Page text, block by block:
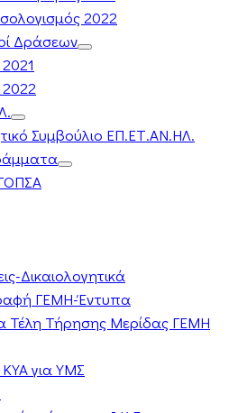
2022
Δράσεων
Συμβούλιο ΕΠ.ΕΤ.ΑΝ.ΗΛ.
Δικαιολογητικά
ΓΕΜΗ-Έντυπα
Τέλη Τήρησης Μερίδας ΓΕΜΗ
για ΥΜΣ